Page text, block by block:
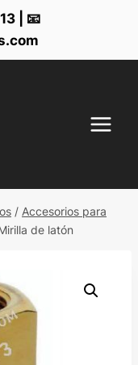
| 📧
/ Accesorios para
de latón